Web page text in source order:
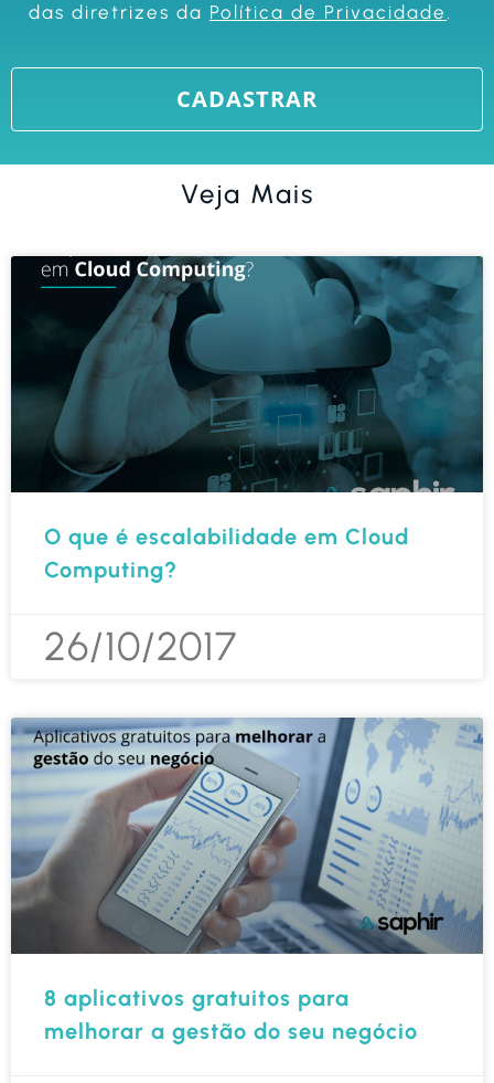
das diretrizes da Política de Privacidade.
Veja Mais
O que é escalabilidade em Cloud
Computing?
26/10/2017
8 aplicativos gratuitos para
melhorar a gestão do seu negócio